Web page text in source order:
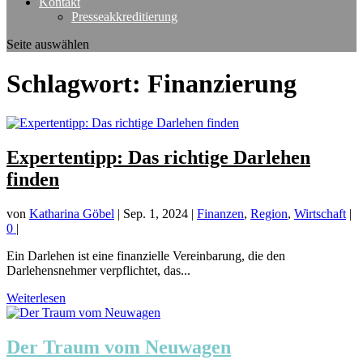
Presseakkreditierung
Seite auswählen
Schlagwort: Finanzierung
Expertentipp: Das richtige Darlehen
finden
von Katharina Göbel | Sep. 1, 2024 | Finanzen, Region, Wirtschaft |
0 |
Ein Darlehen ist eine finanzielle Vereinbarung, die den
Darlehensnehmer verpflichtet, das...
Weiterlesen
Der Traum vom Neuwagen